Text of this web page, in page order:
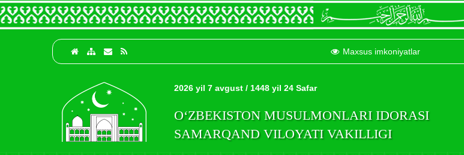
Maxsus imkoniyatlar
2026 yil 7 avgust / 1448 yil 24 Safar
O‘ZBEKISTON MUSULMONLARI IDORASI
SAMARQAND VILOYATI VAKILLIGI